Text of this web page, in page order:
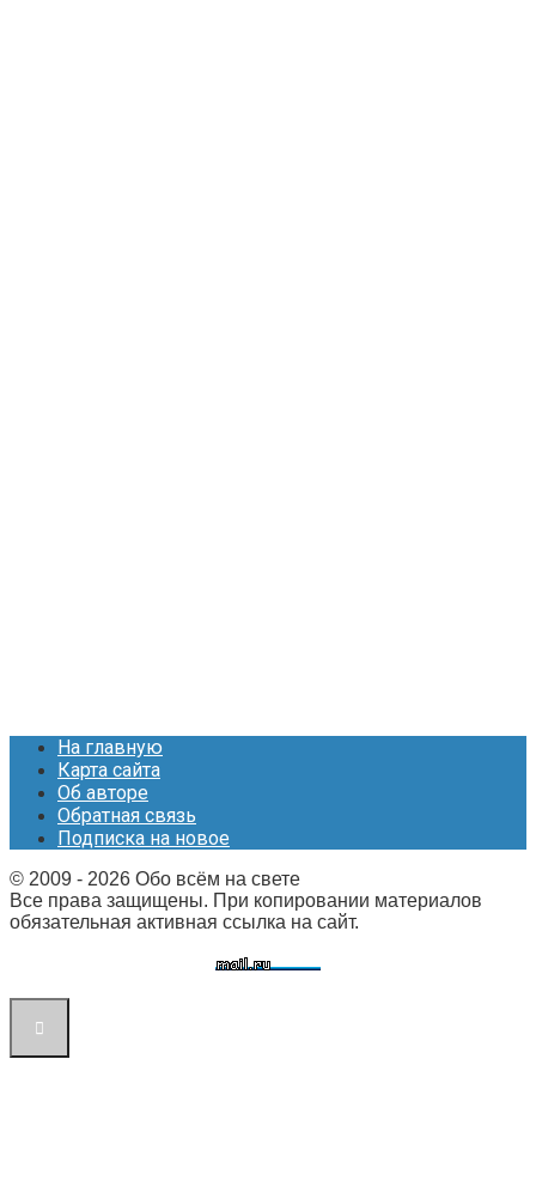
На главную
Карта сайта
Об авторе
Обратная связь
Подписка на новое
© 2009 - 2026 Обо всём на свете
Все права защищены. При копировании материалов
обязательная активная ссылка на сайт.